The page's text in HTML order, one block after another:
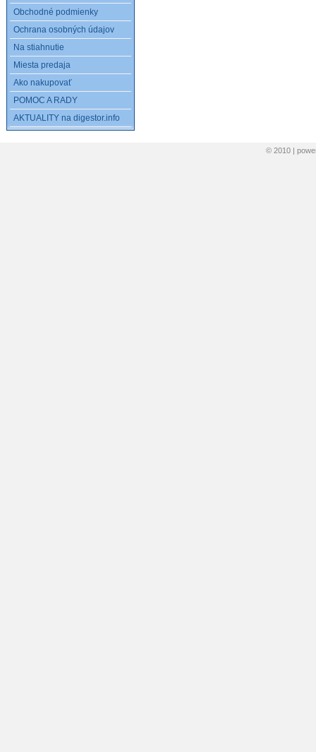
Obchodné podmienky
Ochrana osobných údajov
Na stiahnutie
Miesta predaja
Ako nakupovať
POMOC A RADY
AKTUALITY na digestor.info
© 2010 |